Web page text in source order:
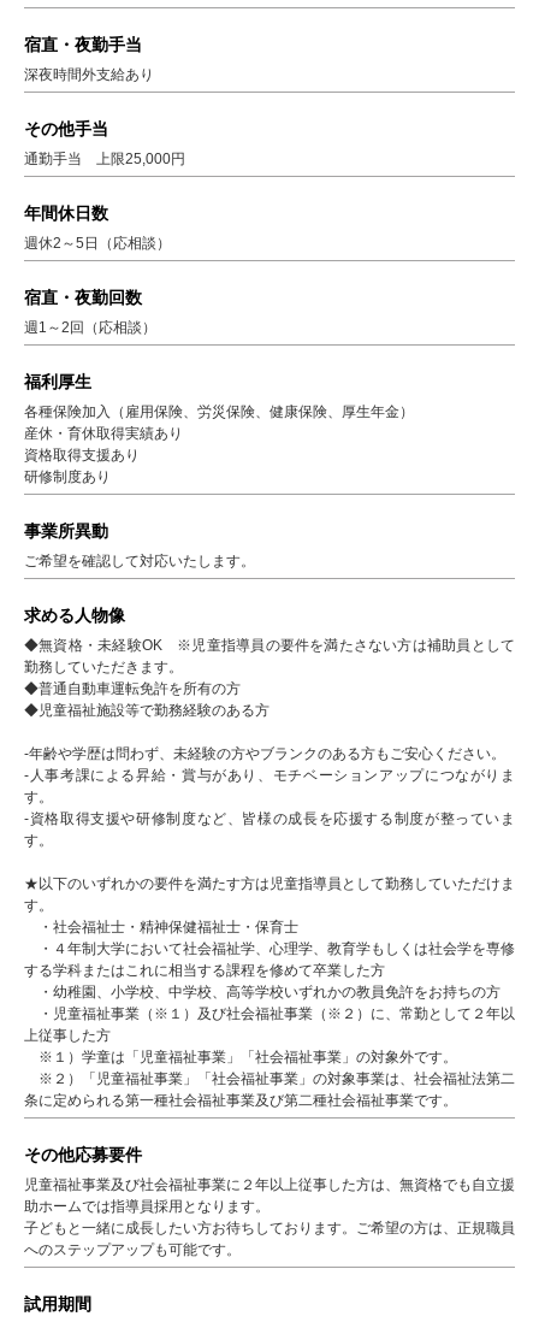
宿直・夜勤手当
深夜時間外支給あり
その他手当
通勤手当 上限25,000円
年間休日数
週休2～5日（応相談）
宿直・夜勤回数
週1～2回（応相談）
福利厚生
各種保険加入（雇用保険、労災保険、健康保険、厚生年金）
産休・育休取得実績あり
資格取得支援あり
研修制度あり
事業所異動
ご希望を確認して対応いたします。
求める人物像
◆無資格・未経験OK ※児童指導員の要件を満たさない方は補助員として
勤務していただきます。
◆普通自動車運転免許を所有の方
◆児童福祉施設等で勤務経験のある方
-年齢や学歴は問わず、未経験の方やブランクのある方もご安心ください。
-人事考課による昇給・賞与があり、モチベーションアップにつながりま
す。
-資格取得支援や研修制度など、皆様の成長を応援する制度が整っていま
す。
★以下のいずれかの要件を満たす方は児童指導員として勤務していただけま
す。
・社会福祉士・精神保健福祉士・保育士
・４年制大学において社会福祉学、心理学、教育学もしくは社会学を専修
する学科またはこれに相当する課程を修めて卒業した方
・幼稚園、小学校、中学校、高等学校いずれかの教員免許をお持ちの方
・児童福祉事業（※１）及び社会福祉事業（※２）に、常勤として２年以
上従事した方
※１）学童は「児童福祉事業」「社会福祉事業」の対象外です。
※２）「児童福祉事業」「社会福祉事業」の対象事業は、社会福祉法第二
条に定められる第一種社会福祉事業及び第二種社会福祉事業です。
その他応募要件
児童福祉事業及び社会福祉事業に２年以上従事した方は、無資格でも自立援
助ホームでは指導員採用となります。
子どもと一緒に成長したい方お待ちしております。ご希望の方は、正規職員
へのステップアップも可能です。
試用期間